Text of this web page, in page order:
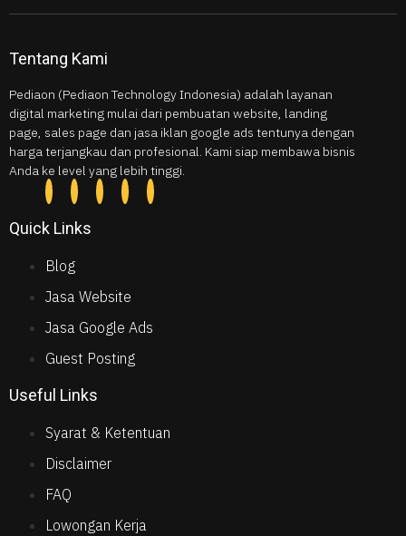
Tentang Kami
Pediaon (Pediaon Technology Indonesia) adalah layanan
digital marketing mulai dari pembuatan website, landing
page, sales page dan jasa iklan google ads tentunya dengan
harga terjangkau dan profesional. Kami siap membawa bisnis
Anda ke level yang lebih tinggi.
Quick Links
Blog
Jasa Website
Jasa Google Ads
Guest Posting
Useful Links
Syarat & Ketentuan
Disclaimer
FAQ
Lowongan Kerja